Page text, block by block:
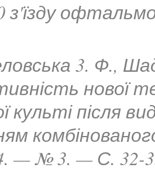
з'їзду
3. Ф.,
нової
культі після
— № 3. — С. 32-